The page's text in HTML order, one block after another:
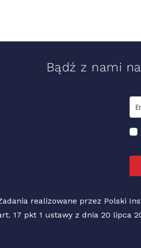
Bądź z nami
realizowane przez Polski
17 pkt 1 ustawy z dnia 20 lipca